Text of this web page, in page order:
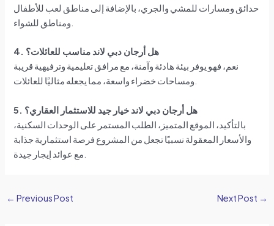
حدائق ومسارات للمشي والجري، بالإضافة إلى مناطق لعب للأطفال
4. هل أرجان دبي لاند مناسب للعائلات؟
نعم، فهو يوفر بيئة هادئة وآمنة، مع مرافق تعليمية وترفيهية قريبة
5. هل أرجان دبي لاند خيار جيد للاستثمار العقاري؟
بالتأكيد، الموقع المتميز، الطلب المستمر على الوحدات السكنية،
والأسعار المعقولة نسبيًا تجعل من المشروع فرصة استثمارية جذابة
← Previous Post Next Post →